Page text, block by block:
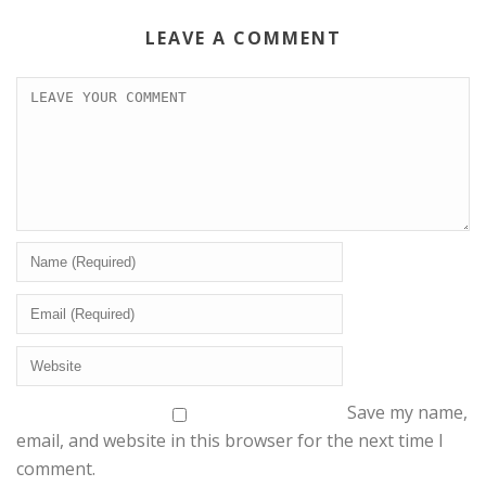
LEAVE A COMMENT
Save my name,
email, and website in this browser for the next time I
comment.